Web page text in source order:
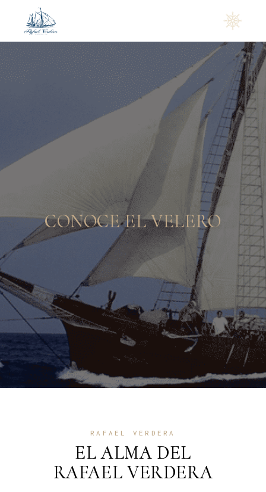
CONOCE EL VELERO
RAFAEL VERDERA
EL ALMA DEL
RAFAEL VERDERA